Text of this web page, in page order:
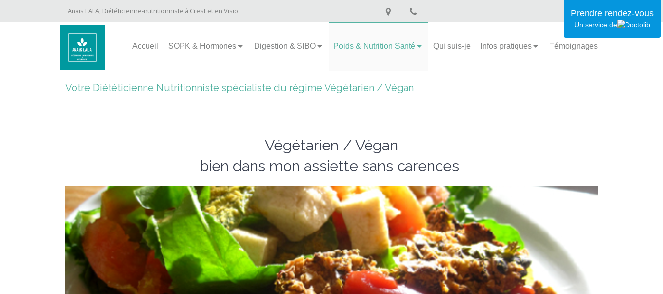
Anaïs LALA, Diététicienne-nutritionniste à Crest et en Visio
Accueil SOPK & Hormones Digestion & SIBO Poids & Nutrition Santé Qui suis-je Infos pratiques Témoignages
Votre Diététicienne Nutritionniste spécialiste du régime Végétarien / Végan
Végétarien / Végan
bien dans mon assiette sans carences
Prendre rendez-vous
Un service de